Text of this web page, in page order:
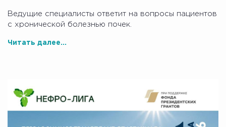
Ведущие специалисты ответит на вопросы пациентов
с хронической болезнью почек.
Читать далее...